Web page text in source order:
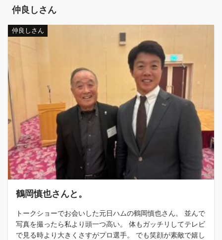
仲良しさん
仲良しさん
鶴岡慎也さんと。
トークショーでお会いした元日ハムの鶴岡慎也さん。 並んで
写真を撮ったら私より頭一つ高い。 体もガッチリしてテレビ
で見る時より大きくさすがプロ選手。 でも笑顔が素敵で嬉し